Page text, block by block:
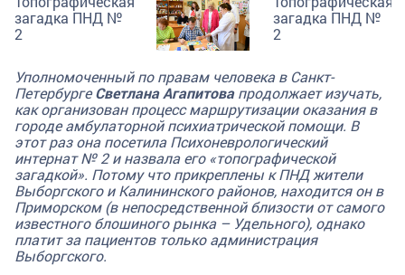
Уполномоченный по правам человека в Санкт-
ПетербургеСветлана Агапитовапродолжает изучать,
как организован процесс маршрутизации оказания в
городе амбулаторной психиатрической помощи. В
этот раз она посетила Психоневрологический
интернат № 2 и назвала его «топографической
загадкой». Потому что прикреплены к ПНД жители
Выборгского и Калининского районов, находится он в
Приморском (в непосредственной близости от самого
известного блошиного рынка – Удельного), однако
платит за пациентов только администрация
Выборгского.